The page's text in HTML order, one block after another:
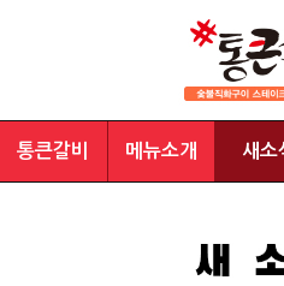
통큰갈비 메뉴소개 새소